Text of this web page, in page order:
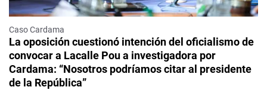
Caso Cardama
La oposición cuestionó intención del oficialismo de
convocar a Lacalle Pou a investigadora por
Cardama: “Nosotros podríamos citar al presidente
de la República”